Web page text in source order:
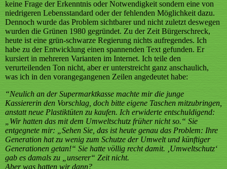
keine Frage der Erkenntnis oder Notwendigkeit sondern eine von
niedrigeren Lebensstandard oder der fehlenden Möglichkeit dazu.
Dennoch wurde das Problem sichtbarer und nicht zuletzt deswegen
wurden die Grünen 1980 gegründet. Zu der Zeit Bürgerschreck,
heute ist eine grün-schwarze Regierung nichts aufregendes. Ich
habe zu der Entwicklung einen spannenden Text gefunden. Er
kursiert in mehreren Varianten im Internet. Ich teile den
verurteilenden Ton nicht, aber er unterstreicht ganz anschaulich,
was ich in den vorangegangenen Zeilen angedeutet habe:
“Neulich an der Supermarktkasse machte mir die junge
Kassiererin den Vorschlag, doch bitte eigene Taschen mitzubringen,
anstatt neue Plastiktüten zu kaufen. Ich erwiderte entschuldigend:
„Wir hatten das mit dem Umweltschutz früher nicht so.“ Sie
entgegnete mir: „Sehen Sie, das ist heute genau das Problem: Ihre
Generation hat zu wenig zum Schutze der Umwelt und künftiger
Generationen getan!“ Sie hatte völlig recht damit. ‚Umweltschutz‘
gab es damals zu „unserer“ Zeit nicht.
Aber was hatten wir dann?